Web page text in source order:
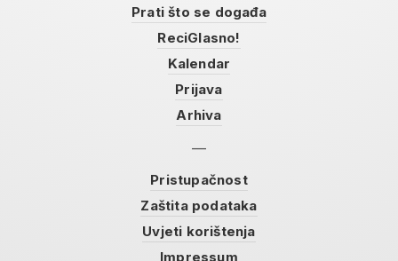
Prati što se događa
ReciGlasno!
Kalendar
Prijava
Arhiva
Pristupačnost
Zaštita podataka
Uvjeti korištenja
Impressum